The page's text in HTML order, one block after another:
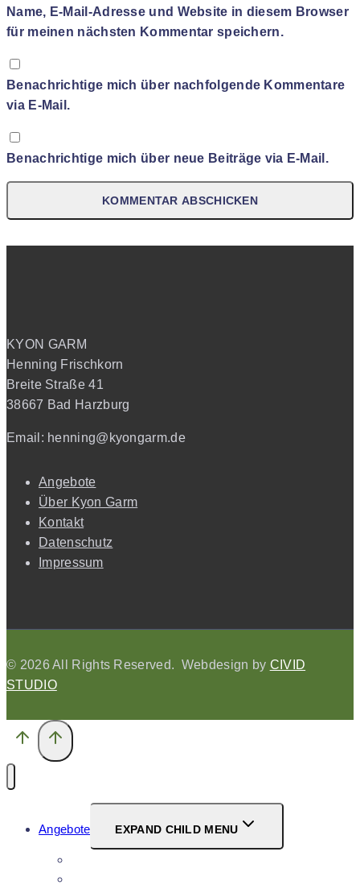
Name, E-Mail-Adresse und Website in diesem Browser
für meinen nächsten Kommentar speichern.
Benachrichtige mich über nachfolgende Kommentare
via E-Mail.
Benachrichtige mich über neue Beiträge via E-Mail.
KYON GARM
Henning Frischkorn
Breite Straße 41
38667 Bad Harzburg
Email: henning@kyongarm.de
Angebote
Über Kyon Garm
Kontakt
Datenschutz
Impressum
© 2026 All Rights Reserved. Webdesign by CIVID
STUDIO
Angebote EXPAND CHILD MENU